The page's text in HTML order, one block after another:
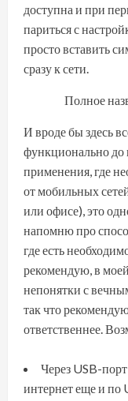
доступна и при
париться с
просто вставить
сразу к сети.
Полное
И вроде бы здесь
функционально
применения, где
от мобильных
или офисе), это
напомню про
где есть
рекомендую, в
непонятки с
так что
ответственнее.
Через USB-
интернет еще и по